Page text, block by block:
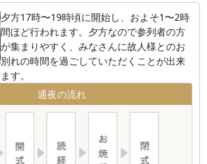
夕方17時〜19時頃に開始し、およそ1〜2時
間ほど行われます。夕方なので参列者の方
が集まりやすく、みなさんに故人様とのお
別れの時間を過ごしていただくことが出来
ます。
通夜の流れ